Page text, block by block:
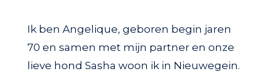
Ik ben Angelique, geboren begin jaren
70 en samen met mijn partner en onze
lieve hond Sasha woon ik in Nieuwegein.